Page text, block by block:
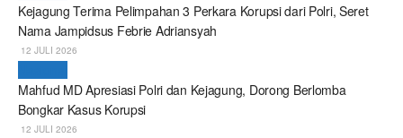
Kejagung Terima Pelimpahan 3 Perkara Korupsi dari Polri, Seret
Nama Jampidsus Febrie Adriansyah
12 JULI 2026
Mahfud MD Apresiasi Polri dan Kejagung, Dorong Berlomba
Bongkar Kasus Korupsi
12 JULI 2026